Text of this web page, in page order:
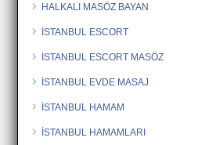
HALKALI MASÖZ BAYAN
İSTANBUL ESCORT
İSTANBUL ESCORT MASÖZ
İSTANBUL EVDE MASAJ
İSTANBUL HAMAM
İSTANBUL HAMAMLARI